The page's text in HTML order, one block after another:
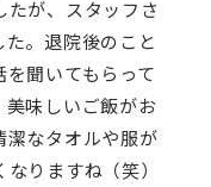
が、スタッフさ
。退院後のこと
聞いてもらって
味しいご飯がお
潔なタオルや服が
りますね（笑）